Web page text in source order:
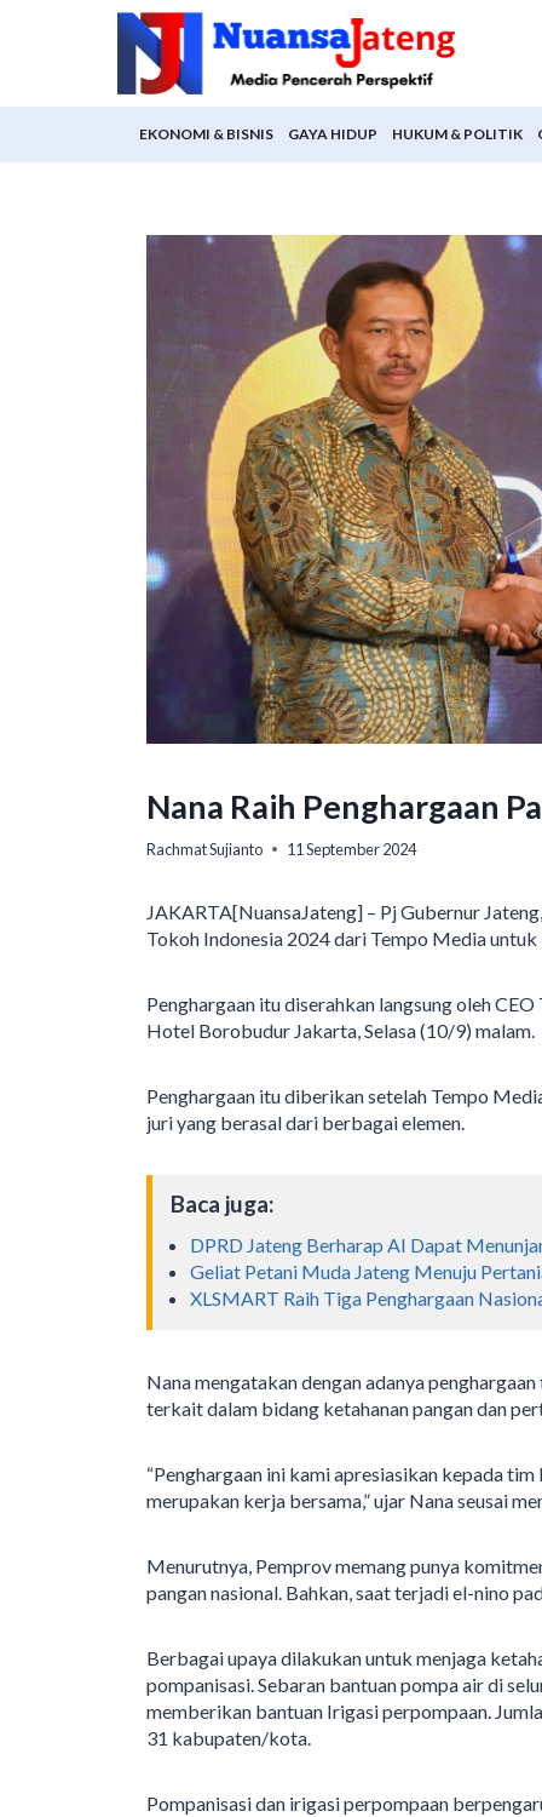
EKONOMI & BISNIS GAYA HIDUP HUKUM & POLITIK
Nana Raih Penghargaan
Rachmat Sujianto 11 September 2024
JAKARTA[NuansaJateng] – Pj Gubernur
Tokoh Indonesia 2024 dari Tempo Media
Penghargaan itu diserahkan langsung oleh
Hotel Borobudur Jakarta, Selasa (10/9) malam.
Penghargaan itu diberikan setelah Tempo
juri yang berasal dari berbagai elemen.
Baca juga:
DPRD Jateng Berharap AI Dapat
Geliat Petani Muda Jateng Menuju
XLSMART Raih Tiga Penghargaan
Nana mengatakan dengan adanya
terkait dalam bidang ketahanan pangan dan
“Penghargaan ini kami apresiasikan kepada
merupakan kerja bersama,” ujar Nana seusai
Menurutnya, Pemprov memang punya
pangan nasional. Bahkan, saat terjadi el-nino
Berbagai upaya dilakukan untuk menjaga
pompanisasi. Sebaran bantuan pompa air di
memberikan bantuan Irigasi perpompaan.
31 kabupaten/kota.
Pompanisasi dan irigasi perpompaan